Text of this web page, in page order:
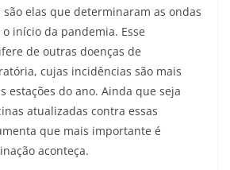
elas que determinaram as ondas
início da pandemia. Esse
de outras doenças de
cujas incidências são mais
estações do ano. Ainda que seja
atualizadas contra essas
que mais importante é
aconteça.